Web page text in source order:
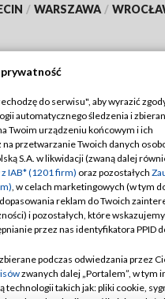
/ WARSZAWA /
TVP
TVP
Cyfrowa
Regulamin TVP
Polityka prywatności
Moje zgody
Pomoc
Kontakt
do serwisu", aby wyrazić
automatycznego śledzenia i
Twoim urządzeniu końcowym i ich
przetwarzanie Twoich danych
S.A. w likwidacji (zwaną dalej
IAB* (1201 firm) oraz pozostałych
, w celach marketingowych (w tym
reklam do Twoich
i pozostałych, które
przez nas identyfikatora PPID
podczas odwiedzania przez
zwanych dalej „Portalem”, w tym
technologii takich jak: pliki cookie,